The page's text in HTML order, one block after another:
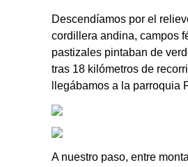
Descendíamos por el
cordillera andina, campos
pastizales pintaban de
tras 18 kilómetros de
llegábamos a la parroquia
A nuestro paso, entre